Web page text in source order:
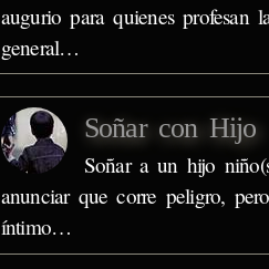
augurio para quienes
general…
Soñar con Hijo
Soñar a un hijo
anunciar que corre peligro,
íntimo…